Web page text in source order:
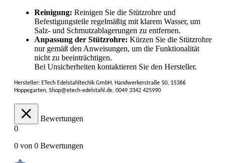
Reinigung: Reinigen Sie die Stützrohre und
Befestigungsteile regelmäßig mit klarem Wasser, um
Salz- und Schmutzablagerungen zu entfernen.
Anpassung der Stützrohre: Kürzen Sie die Stützrohre
nur gemäß den Anweisungen, um die Funktionalität
nicht zu beeinträchtigen.
Bei Unsicherheiten kontaktieren Sie den Hersteller.
Hersteller: ETech Edelstahltechik GmbH, Handwerkerstraße 50, 15366
Hoppegarten, Shop@etech-edelstahl.de, 0049 3342 425990
Bewertungen
0
0 von 0 Bewertungen